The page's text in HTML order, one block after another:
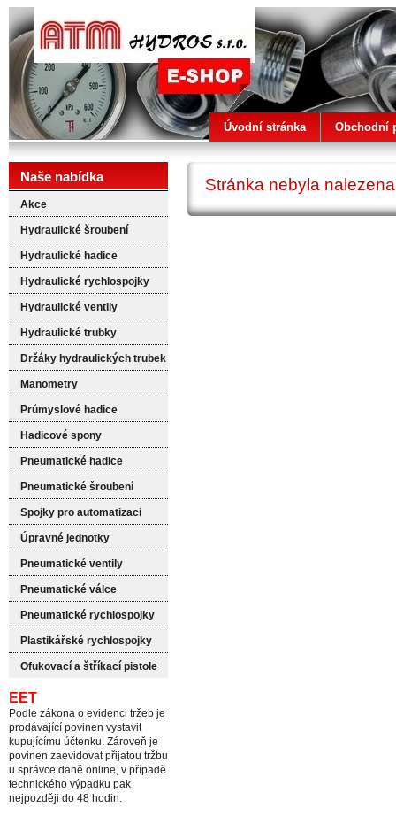
Obchodní
Úvodní stránka
Naše nabídka
Akce
Hydraulické šroubení
Hydraulické hadice
Hydraulické rychlospojky
Hydraulické ventily
Hydraulické trubky
Držáky hydraulických trubek
Manometry
Průmyslové hadice
Hadicové spony
Pneumatické hadice
Pneumatické šroubení
Spojky pro automatizaci
Úpravné jednotky
Pneumatické ventily
Pneumatické válce
Pneumatické rychlospojky
Plastikářské rychlospojky
Ofukovací a štříkací pistole
EET
Podle zákona o evidenci tržeb je
prodávající povinen vystavit
kupujícímu účtenku. Zároveň je
povinen zaevidovat přijatou tržbu
u správce daně online, v případě
technického výpadku pak
nejpozději do 48 hodin.
Stránka nebyla